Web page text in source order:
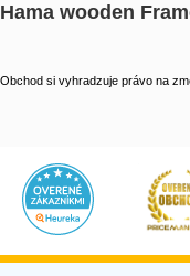
Hama wooden
Obchod si vyhradzuje právo na